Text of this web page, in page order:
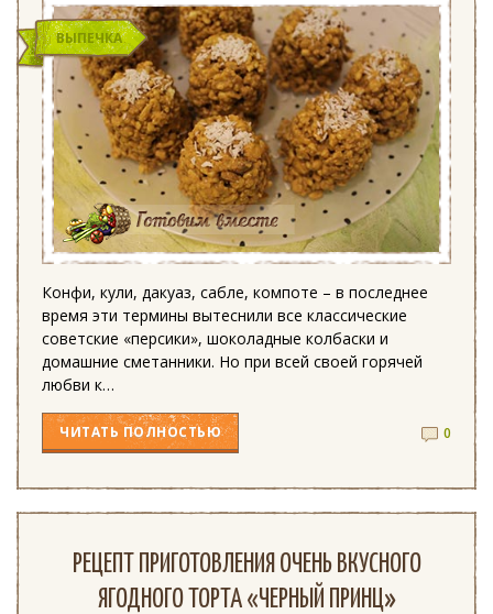
ВЫПЕЧКА
Конфи, кули, дакуаз, сабле, компоте – в последнее
время эти термины вытеснили все классические
советские «персики», шоколадные колбаски и
домашние сметанники. Но при всей своей горячей
любви к…
ЧИТАТЬ ПОЛНОСТЬЮ 0
РЕЦЕПТ ПРИГОТОВЛЕНИЯ ОЧЕНЬ ВКУСНОГО
ЯГОДНОГО ТОРТА «ЧЕРНЫЙ ПРИНЦ»